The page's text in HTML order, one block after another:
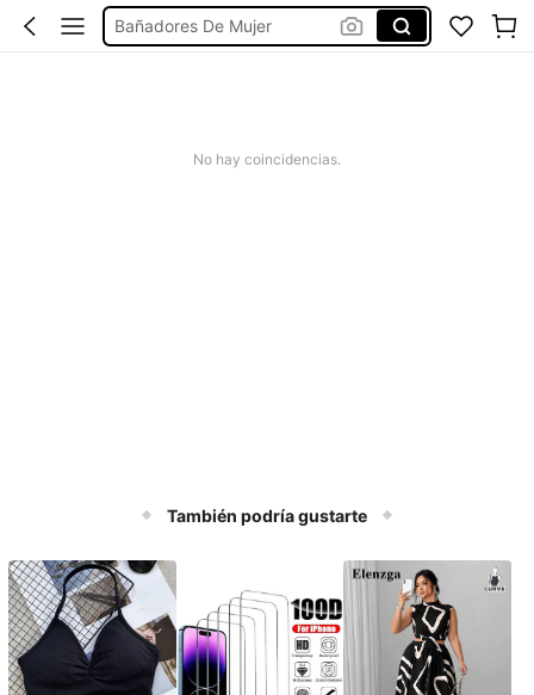
Bañadores De Mujer
No hay coincidencias.
También podría gustarte